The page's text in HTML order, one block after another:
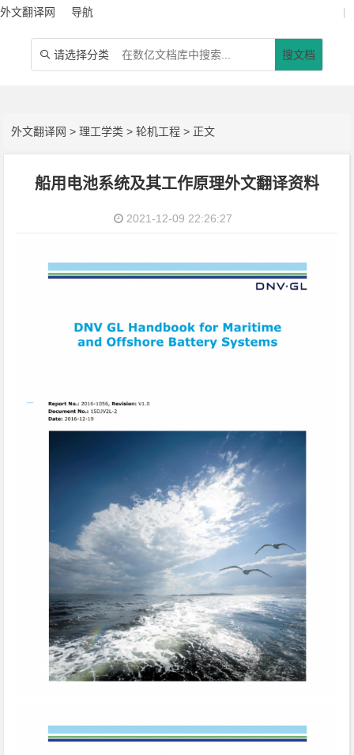
外文翻译网 导航 |
 请选择分类 搜文档
外文翻译网 >理工学类 >轮机工程 > 正文
船用电池系统及其工作原理外文翻译资料
2021-12-09 22:26:27